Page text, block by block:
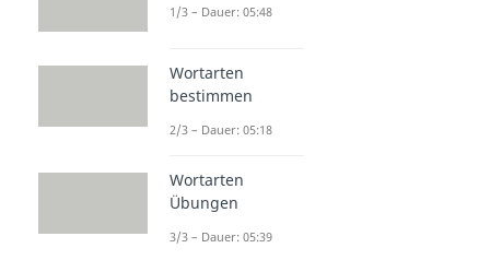
1/3 – Dauer: 05:48
Wortarten
bestimmen
2/3 – Dauer: 05:18
Wortarten
Übungen
3/3 – Dauer: 05:39